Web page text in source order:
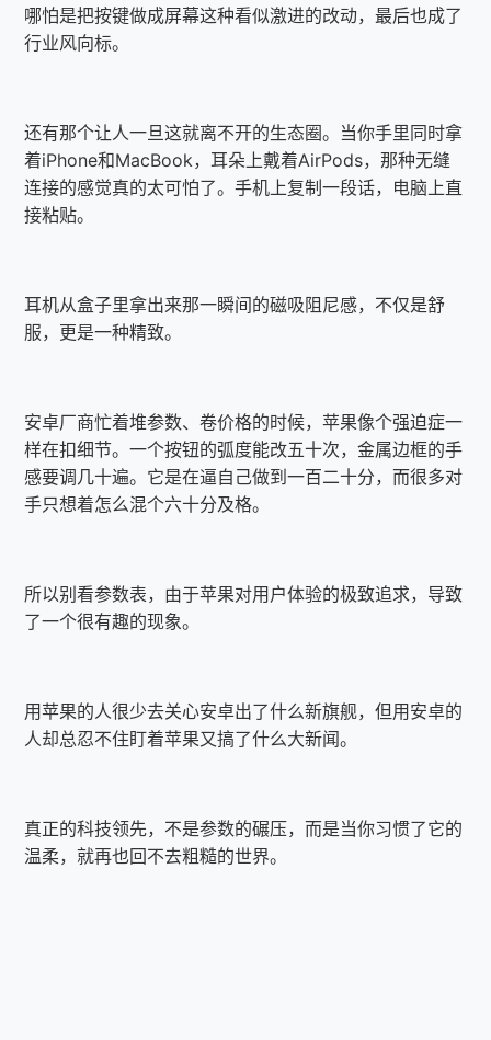
哪怕是把按键做成屏幕这种看似激进的改动，最后也成了
行业风向标。
还有那个让人一旦这就离不开的生态圈。当你手里同时拿
着iPhone和MacBook，耳朵上戴着AirPods，那种无缝
连接的感觉真的太可怕了。手机上复制一段话，电脑上直
接粘贴。
耳机从盒子里拿出来那一瞬间的磁吸阻尼感，不仅是舒
服，更是一种精致。
安卓厂商忙着堆参数、卷价格的时候，苹果像个强迫症一
样在扣细节。一个按钮的弧度能改五十次，金属边框的手
感要调几十遍。它是在逼自己做到一百二十分，而很多对
手只想着怎么混个六十分及格。
所以别看参数表，由于苹果对用户体验的极致追求，导致
了一个很有趣的现象。
用苹果的人很少去关心安卓出了什么新旗舰，但用安卓的
人却总忍不住盯着苹果又搞了什么大新闻。
真正的科技领先，不是参数的碾压，而是当你习惯了它的
温柔，就再也回不去粗糙的世界。